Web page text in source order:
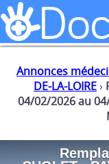
Annonces
DE-LA-LOIRE›
04/02/2026 au 04/